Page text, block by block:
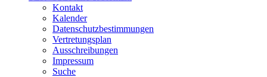
Kontakt
Kalender
Datenschutzbestimmungen
Vertretungsplan
Ausschreibungen
Impressum
Suche